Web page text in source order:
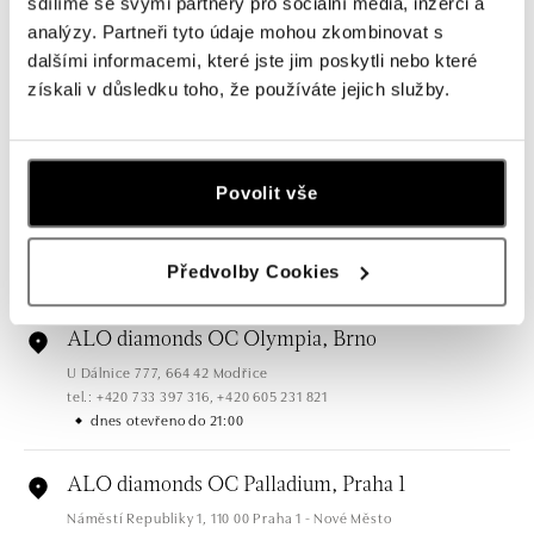
analýzy. Partneři tyto údaje mohou zkombinovat s
dalšími informacemi, které jste jim poskytli nebo které
získali v důsledku toho, že používáte jejich služby.
Povolit vše
Předvolby Cookies
ALO diamonds OC Forum Nová Karolina,
Ostrava
Jantarová 3344/4, 702 00 Ostrava-Moravská Ostrava
tel.: +420 603 166 013, +420 603 565 187
ALO diamonds OC Nový Smíchov, Praha 5
Plzeňská 8, 150 00 Praha 5 - Smíchov
dnes otevřeno do 21:00
ALO diamonds OC Olympia, Brno
U Dálnice 777, 664 42 Modřice
tel.: +420 733 397 316, +420 605 231 821
dnes otevřeno do 21:00
ALO diamonds OC Palladium, Praha 1
Náměstí Republiky 1, 110 00 Praha 1 - Nové Město